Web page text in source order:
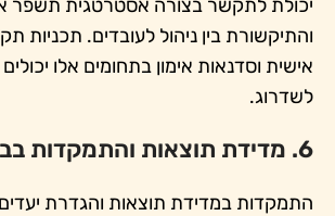
יכולת לתקשר בצורה אסטרטגית תשפר
והתיקשורת בין ניהול לעובדים. תכניות
אישית וסדנאות אימון בתחומים אלו
לשדרוג.
6. מדידת תוצאות והתמקדות בביצועים:
התמקדות במדידת תוצאות והגדרת